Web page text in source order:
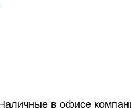
в офисе